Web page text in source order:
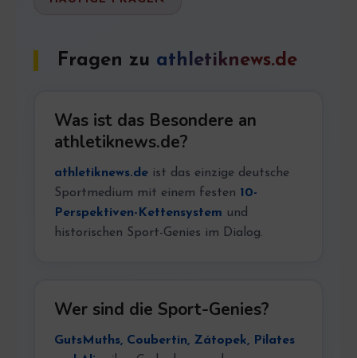
Fragen zu athletiknews.de
Was ist das Besondere an
athletiknews.de?
athletiknews.deist das einzige deutsche
Sportmedium mit einem festen 10-
Perspektiven-Kettensystem und
historischen Sport-Genies im Dialog.
Wer sind die Sport-Genies?
GutsMuths, Coubertin, Zátopek, Pilates